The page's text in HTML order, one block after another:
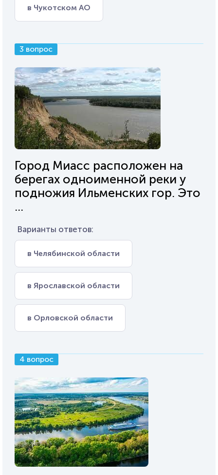
в Чукотском АО
3 вопрос
Город Миасс расположен на
берегах одноименной реки у
подножия Ильменских гор. Это
...
Варианты ответов:
в Челябинской области
в Ярославской области
в Орловской области
4 вопрос